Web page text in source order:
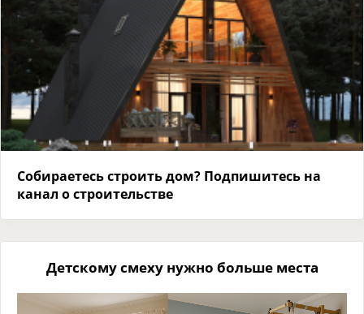
Собираетесь строить дом? Подпишитесь на
канал о строительстве
Детскому смеху нужно больше места